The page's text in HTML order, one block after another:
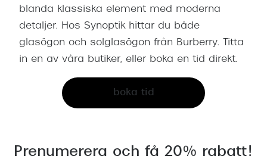
blanda klassiska element med moderna
detaljer. Hos Synoptik hittar du både
glasögon och solglasögon från Burberry. Titta
in en av våra butiker, eller boka en tid direkt.
boka tid
Prenumerera och få 20% rabatt!